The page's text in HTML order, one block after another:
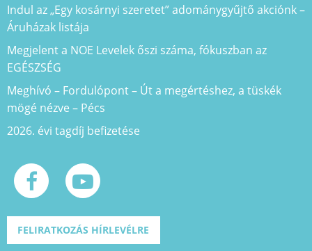
Indul az „Egy kosárnyi szeretet” adománygyűjtő akciónk –
Áruházak listája
Megjelent a NOE Levelek őszi száma, fókuszban az
EGÉSZSÉG
Meghívó – Fordulópont – Út a megértéshez, a tüskék
mögé nézve – Pécs
2026. évi tagdíj befizetése
FELIRATKOZÁS HÍRLEVÉLRE